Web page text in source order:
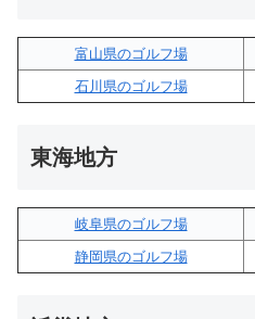
富山県のゴルフ場
石川県のゴルフ場
東海地方
岐阜県のゴルフ場
静岡県のゴルフ場